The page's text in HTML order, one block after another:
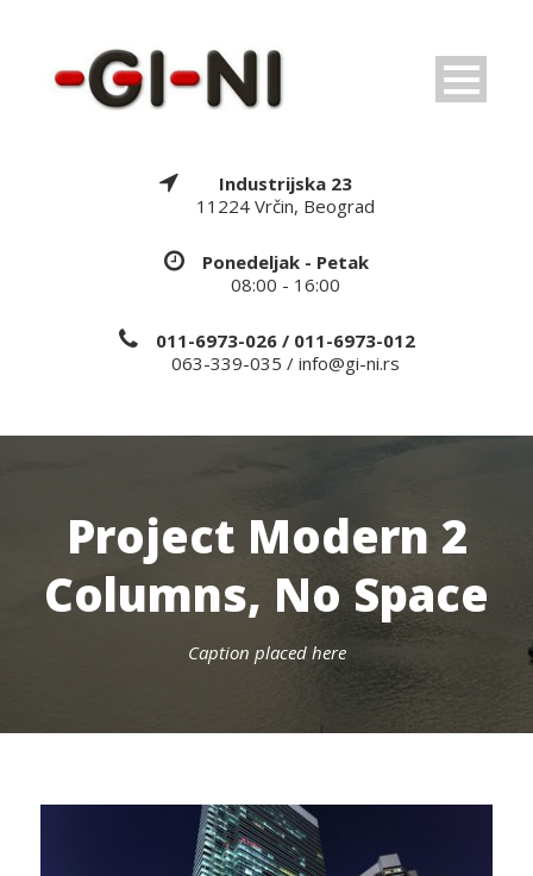
Industrijska 23
11224 Vrčin, Beograd
Ponedeljak - Petak
08:00 - 16:00
011-6973-026 / 011-6973-012
063-339-035 / info@gi-ni.rs
Project Modern 2
Columns, No Space
Caption placed here